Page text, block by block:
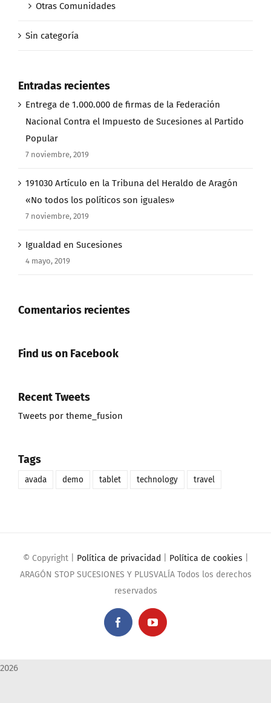
Otras Comunidades
Sin categoría
Entradas recientes
Entrega de 1.000.000 de firmas de la Federación
Nacional Contra el Impuesto de Sucesiones al Partido
Popular
7 noviembre, 2019
191030 Artículo en la Tribuna del Heraldo de Aragón
«No todos los políticos son iguales»
7 noviembre, 2019
Igualdad en Sucesiones
4 mayo, 2019
Comentarios recientes
Find us on Facebook
Recent Tweets
Tweets por theme_fusion
Tags
avada demo tablet technology travel
© Copyright Política de privacidad Política de cookies
ARAGÓN STOP SUCESIONES Y PLUSVALÍA Todos los derechos
reservados
FacebookYouTube
2026